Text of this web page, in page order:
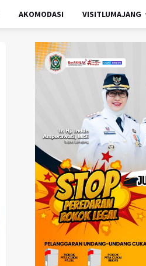
AKOMODASI VISITLUMAJANG